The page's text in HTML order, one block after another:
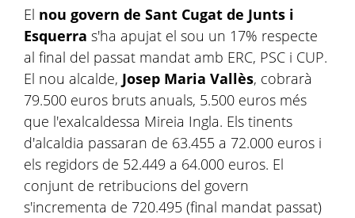
El nou govern de Sant Cugat de Junts i
Esquerra s'ha apujat el sou un 17% respecte
al final del passat mandat amb ERC, PSC i CUP.
El nou alcalde, Josep Maria Vallès, cobrarà
79.500 euros bruts anuals, 5.500 euros més
que l'exalcaldessa Mireia Ingla. Els tinents
d'alcaldia passaran de 63.455 a 72.000 euros i
els regidors de 52.449 a 64.000 euros. El
conjunt de retribucions del govern
s'incrementa de 720.495 (final mandat passat)